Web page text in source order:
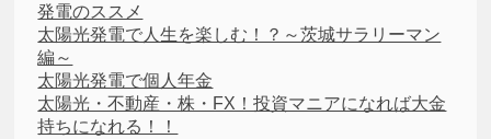
発電のススメ
太陽光発電で人生を楽しむ！？～茨城サラリーマン
編～
太陽光発電で個人年金
太陽光・不動産・株・FX！投資マニアになれば大金
持ちになれる！！